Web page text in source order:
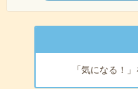
「気になる！